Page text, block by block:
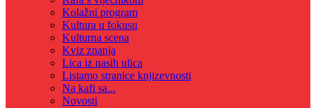
Kolažni program
Kultura u fokusu
Kulturna scena
Kviz znanja
Lica iz nasih ulica
Listamo stranice knjizevnosti
Na kafi sa...
Novosti